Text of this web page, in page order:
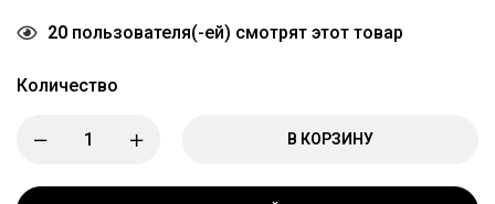
20 пользователя(-ей) смотрят этот товар
Количество
В КОРЗИНУ